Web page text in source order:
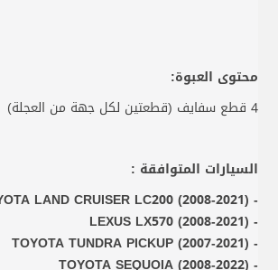
محتوى العبوة:
4 قطع سفايف (قطعتين لكل جهة من العجلة)
السيارات المتوافقة :
- TOYOTA LAND CRUISER LC200 (2008-2021)
- LEXUS LX570 (2008-2021)
- TOYOTA TUNDRA PICKUP (2007-2021)
- TOYOTA SEQUOIA (2008-2022)